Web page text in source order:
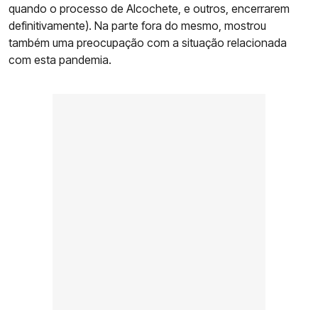
quando o processo de Alcochete, e outros, encerrarem
definitivamente). Na parte fora do mesmo, mostrou
também uma preocupação com a situação relacionada
com esta pandemia.